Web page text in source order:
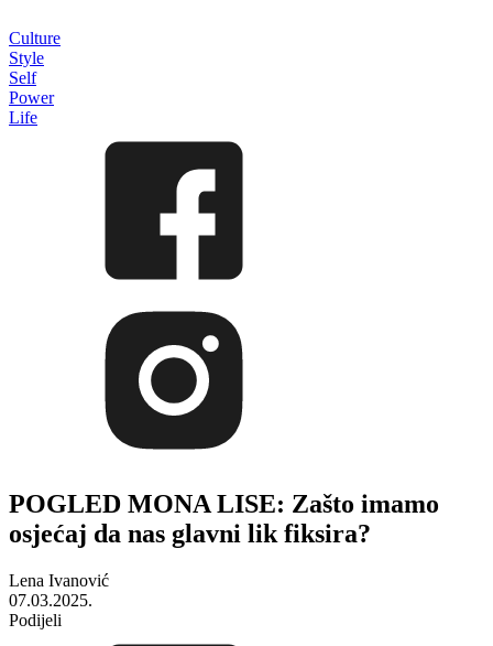
Culture
Style
Self
Power
Life
POGLED MONA LISE: Zašto imamo
osjećaj da nas glavni lik fiksira?
Lena Ivanović
07.03.2025.
Podijeli